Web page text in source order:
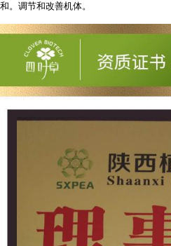
和。调节和改善机体。